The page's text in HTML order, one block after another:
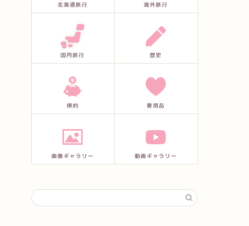
北海道旅行 海外旅行
国内旅行 歴史
倹約 愛用品
画像ギャラリー 動画ギャラリー